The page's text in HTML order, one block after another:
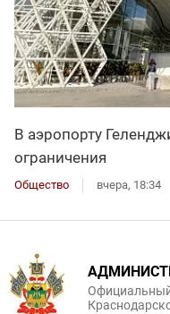
В аэропорту
ограничения
Общество вчера, 18:34